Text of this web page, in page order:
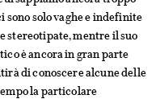
solo vaghe e indefinite
stereotipate, mentre il suo
è ancora in gran parte
di conoscere alcune delle
la particolare